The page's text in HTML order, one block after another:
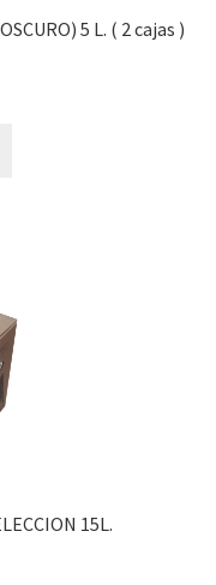
5 L. ( 2 cajas )
15L.